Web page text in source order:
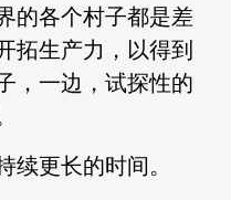
的各个村子都是差
拓生产力，以得到
，一边，试探性的
续更长的时间。